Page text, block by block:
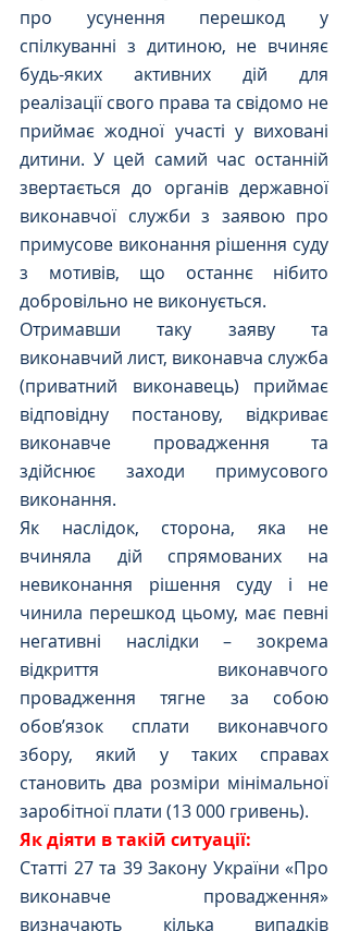
про усунення перешкод у
спілкуванні з дитиною, не вчиняє
будь-яких активних дій для
реалізації свого права та свідомо не
приймає жодної участі у виховані
дитини. У цей самий час останній
звертається до органів державної
виконавчої служби з заявою про
примусове виконання рішення суду
з мотивів, що останнє нібито
добровільно не виконується.
Отримавши таку заяву та
виконавчий лист, виконавча служба
(приватний виконавець) приймає
відповідну постанову, відкриває
виконавче провадження та
здійснює заходи примусового
виконання.
Як наслідок, сторона, яка не
вчиняла дій спрямованих на
невиконання рішення суду і не
чинила перешкод цьому, має певні
негативні наслідки – зокрема
відкриття виконавчого
провадження тягне за собою
обов’язок сплати виконавчого
збору, який у таких справах
становить два розміри мінімальної
заробітної плати (13 000 гривень).
Як діяти в такій ситуації:
Статті 27 та 39 Закону України «Про
виконавче провадження»
визначають кілька випадків